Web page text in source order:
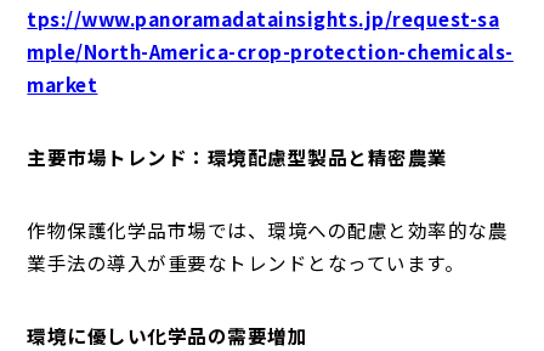
tps://www.panoramadatainsights.jp/request-sa
mple/North-America-crop-protection-chemicals-
market
主要市場トレンド：環境配慮型製品と精密農業
作物保護化学品市場では、環境への配慮と効率的な農
業手法の導入が重要なトレンドとなっています。
環境に優しい化学品の需要増加